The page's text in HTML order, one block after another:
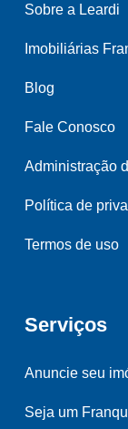
Sobre a Leardi
Imobiliárias
Blog
Fale Conosco
Administração
Política de
Termos de uso
Serviços
Anuncie seu
Seja um